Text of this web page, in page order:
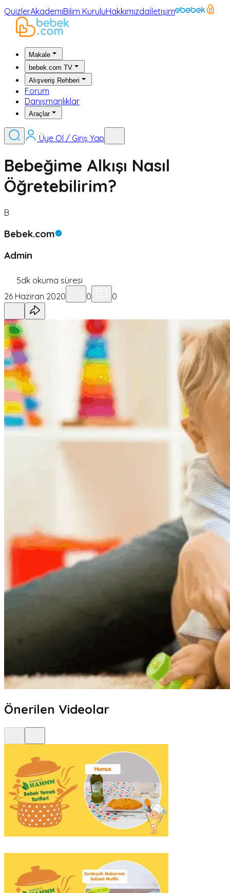
QuizlerAkademiBilim KuruluHakkımızdaİletişim
Makale
bebek.com TV
Alışveriş Rehberi
Forum
Danışmanlıklar
Araçlar
Üye Ol / Giriş Yap
Bebeğime Alkışı Nasıl
Öğretebilirim?
B
Bebek.com
Admin
5dk okuma süresi
26 Haziran 2020
0 0
Önerilen Videolar